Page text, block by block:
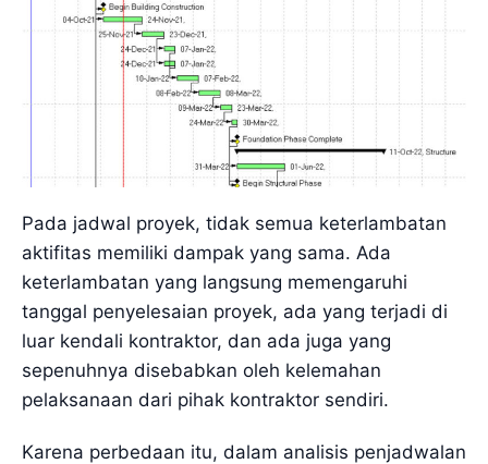
Pada jadwal proyek, tidak semua keterlambatan
aktifitas memiliki dampak yang sama. Ada
keterlambatan yang langsung memengaruhi
tanggal penyelesaian proyek, ada yang terjadi di
luar kendali kontraktor, dan ada juga yang
sepenuhnya disebabkan oleh kelemahan
pelaksanaan dari pihak kontraktor sendiri.
Karena perbedaan itu, dalam analisis penjadwalan